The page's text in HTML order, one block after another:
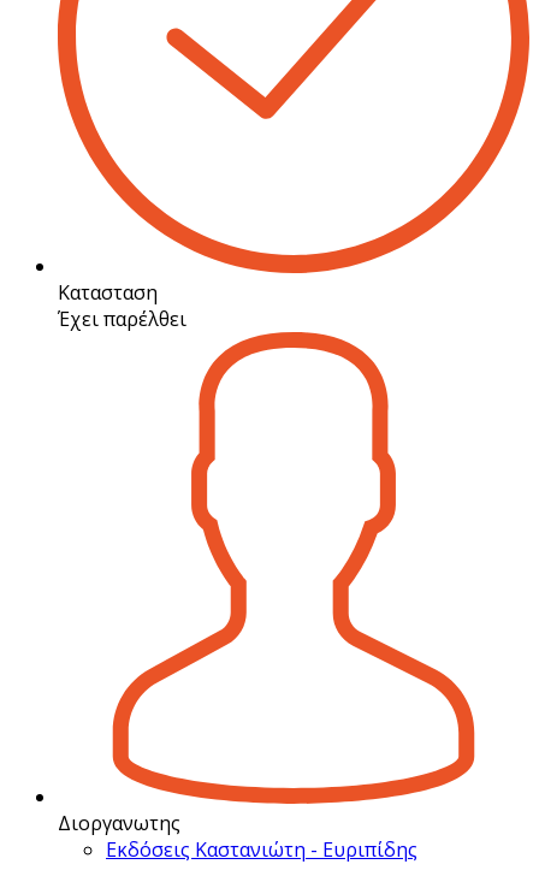
Κατασταση
Έχει παρέλθει
Διοργανωτης
Εκδόσεις Καστανιώτη - Ευριπίδης